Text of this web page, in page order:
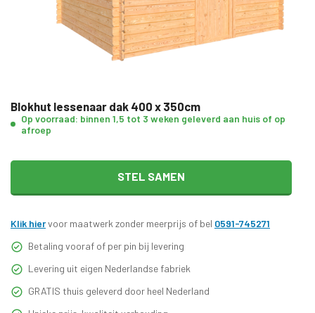
Blokhut lessenaar dak 400 x 350cm
Op voorraad: binnen 1,5 tot 3 weken geleverd aan huis of op
afroep
STEL SAMEN
Klik hiervoor maatwerk zonder meerprijs of bel 0591-745271
Betaling vooraf of per pin bij levering
Levering uit eigen Nederlandse fabriek
GRATIS thuis geleverd door heel Nederland